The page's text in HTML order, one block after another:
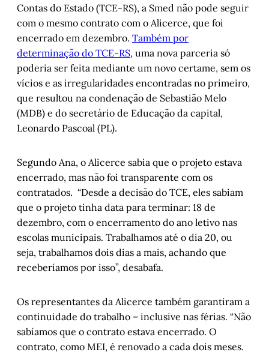
Contas do Estado (TCE-RS), a Smed não pode seguir
com o mesmo contrato com o Alicerce, que foi
encerrado em dezembro. Também por
determinação do TCE-RS, uma nova parceria só
poderia ser feita mediante um novo certame, sem os
vícios e as irregularidades encontradas no primeiro,
que resultou na condenação de Sebastião Melo
(MDB) e do secretário de Educação da capital,
Leonardo Pascoal (PL).
Segundo Ana, o Alicerce sabia que o projeto estava
encerrado, mas não foi transparente com os
contratados. “Desde a decisão do TCE, eles sabiam
que o projeto tinha data para terminar: 18 de
dezembro, com o encerramento do ano letivo nas
escolas municipais. Trabalhamos até o dia 20, ou
seja, trabalhamos dois dias a mais, achando que
receberíamos por isso”, desabafa.
Os representantes da Alicerce também garantiram a
continuidade do trabalho – inclusive nas férias. “Não
sabíamos que o contrato estava encerrado. O
contrato, como MEI, é renovado a cada dois meses.